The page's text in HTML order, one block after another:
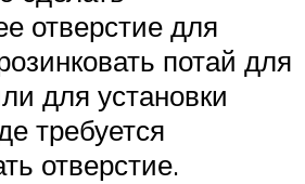
отверстие для
потай для
для установки
требуется
отверстие.